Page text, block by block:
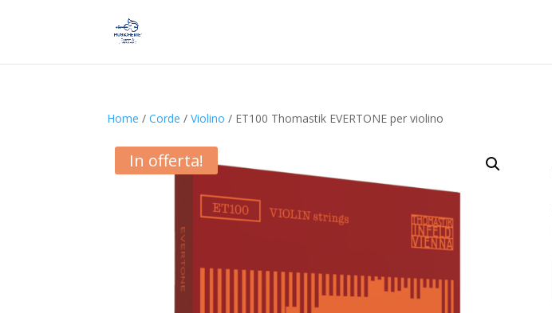
Home /Corde /Violino / ET100 Thomastik EVERTONE per violino
In offerta!